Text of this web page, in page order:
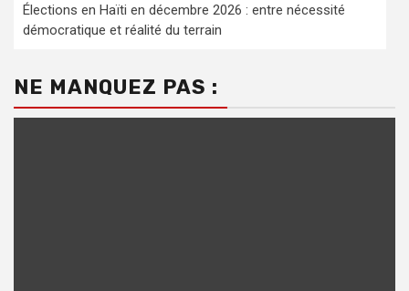
Élections en Haïti en décembre 2026 : entre nécessité
démocratique et réalité du terrain
NE MANQUEZ PAS :